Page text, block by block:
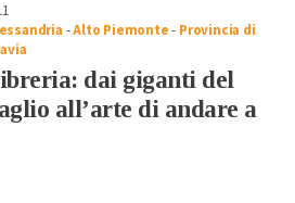
-Alto Piemonte- Provincia di
dai giganti del
all’arte di andare a